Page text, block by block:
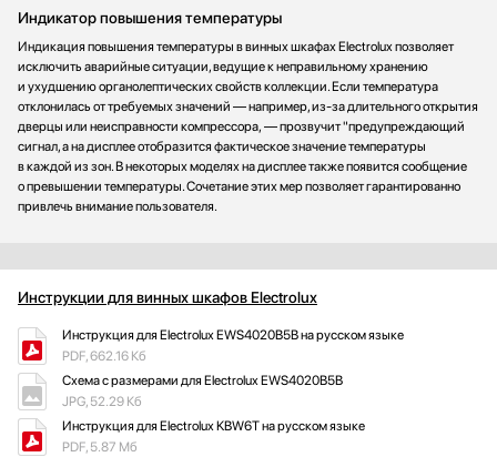
Индикатор повышения температуры
Индикация повышения температуры в винных шкафах Electrolux позволяет
исключить аварийные ситуации, ведущие к неправильному хранению
и ухудшению органолептических свойств коллекции. Если температура
отклонилась от требуемых значений — например, из-за длительного открытия
дверцы или неисправности компрессора, — прозвучит "предупреждающий
сигнал, а на дисплее отобразится фактическое значение температуры
в каждой из зон. В некоторых моделях на дисплее также появится сообщение
о превышении температуры. Сочетание этих мер позволяет гарантированно
привлечь внимание пользователя.
Инструкции для винных шкафов Electrolux
Инструкция для Electrolux EWS4020B5B на русском языке
PDF, 662.16 Кб
Схема с размерами для Electrolux EWS4020B5B
JPG, 52.29 Кб
Инструкция для Electrolux KBW6T на русском языке
PDF, 5.87 Мб